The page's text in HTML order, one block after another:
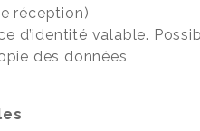
réception)
d’identité valable.
des données